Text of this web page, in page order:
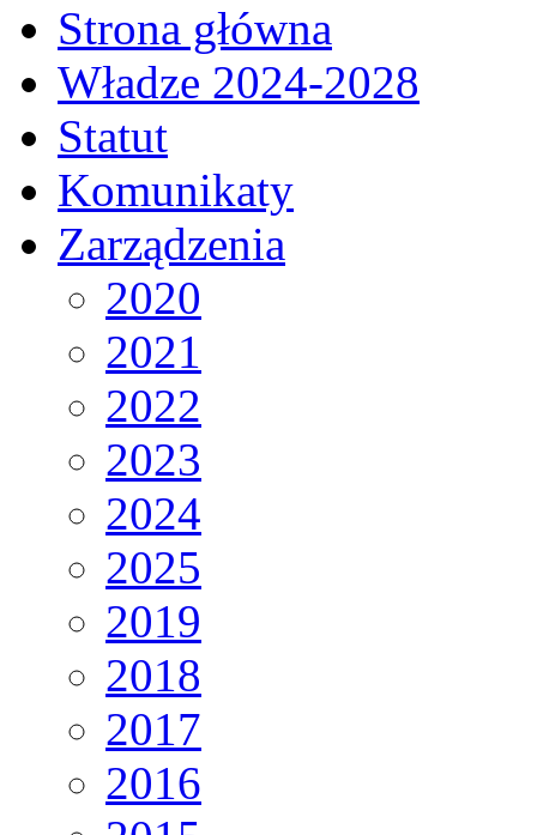
Strona główna
Władze 2024-2028
Statut
Komunikaty
Zarządzenia
2020
2021
2022
2023
2024
2025
2019
2018
2017
2016